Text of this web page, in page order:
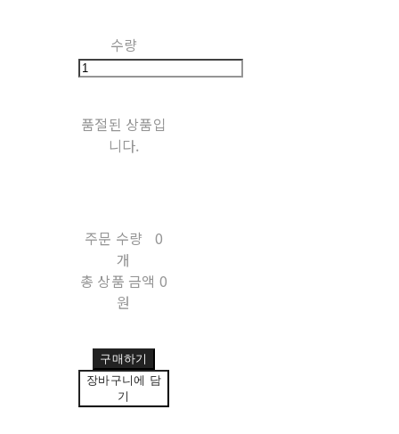
수량
품절된 상품입
니다.
주문 수량
0
개
총 상품 금액 0
원
구매하기
장바구니에 담
기